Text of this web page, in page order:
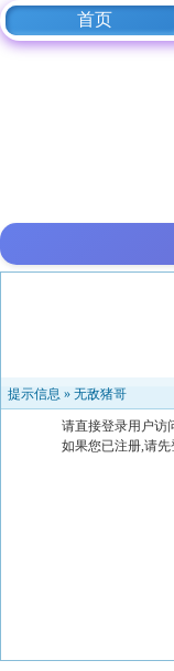
首页
提示信息 » 无敌猪哥
请直接登录用户访
如果您已注册,请